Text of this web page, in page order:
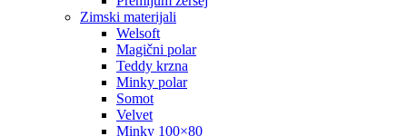
zimski materijali
welsoft
magični polar
teddy krzna
minky polar
somot
velvet
minky 100×80